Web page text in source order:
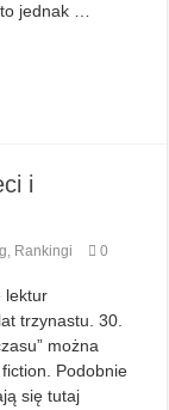
to jednak …
i
, Rankingi 0
lektur
trzynastu. 30.
można
Podobnie
się tutaj